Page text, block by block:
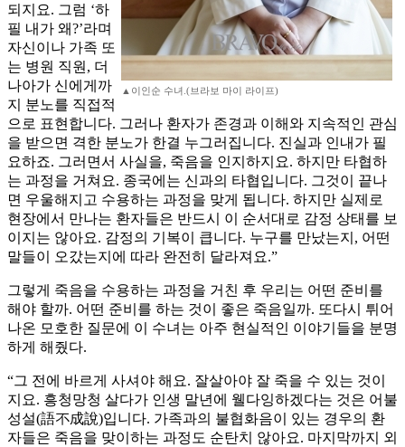
▲이인순 수녀.(브라보 마이 라이프)
되지요. 그럼 ‘하
필 내가 왜?’라며
자신이나 가족 또
는 병원 직원, 더
나아가 신에게까
지 분노를 직접적
으로 표현합니다. 그러나 환자가 존경과 이해와 지속적인 관심
을 받으면 격한 분노가 한결 누그러집니다. 진실과 인내가 필
요하죠. 그러면서 사실을, 죽음을 인지하지요. 하지만 타협하
는 과정을 거쳐요. 종국에는 신과의 타협입니다. 그것이 끝나
면 우울해지고 수용하는 과정을 맞게 됩니다. 하지만 실제로
현장에서 만나는 환자들은 반드시 이 순서대로 감정 상태를 보
이지는 않아요. 감정의 기복이 큽니다. 누구를 만났는지, 어떤
말들이 오갔는지에 따라 완전히 달라져요.”
그렇게 죽음을 수용하는 과정을 거친 후 우리는 어떤 준비를
해야 할까. 어떤 준비를 하는 것이 좋은 죽음일까. 또다시 튀어
나온 모호한 질문에 이 수녀는 아주 현실적인 이야기들을 분명
하게 해줬다.
“그 전에 바르게 사셔야 해요. 잘살아야 잘 죽을 수 있는 것이
지요. 흥청망청 살다가 인생 말년에 웰다잉하겠다는 것은 어불
성설(語不成說)입니다. 가족과의 불협화음이 있는 경우의 환
자들은 죽음을 맞이하는 과정도 순탄치 않아요. 마지막까지 외